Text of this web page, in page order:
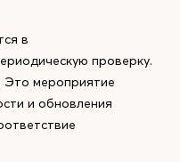
в
проверку.
Это мероприятие
и обновления